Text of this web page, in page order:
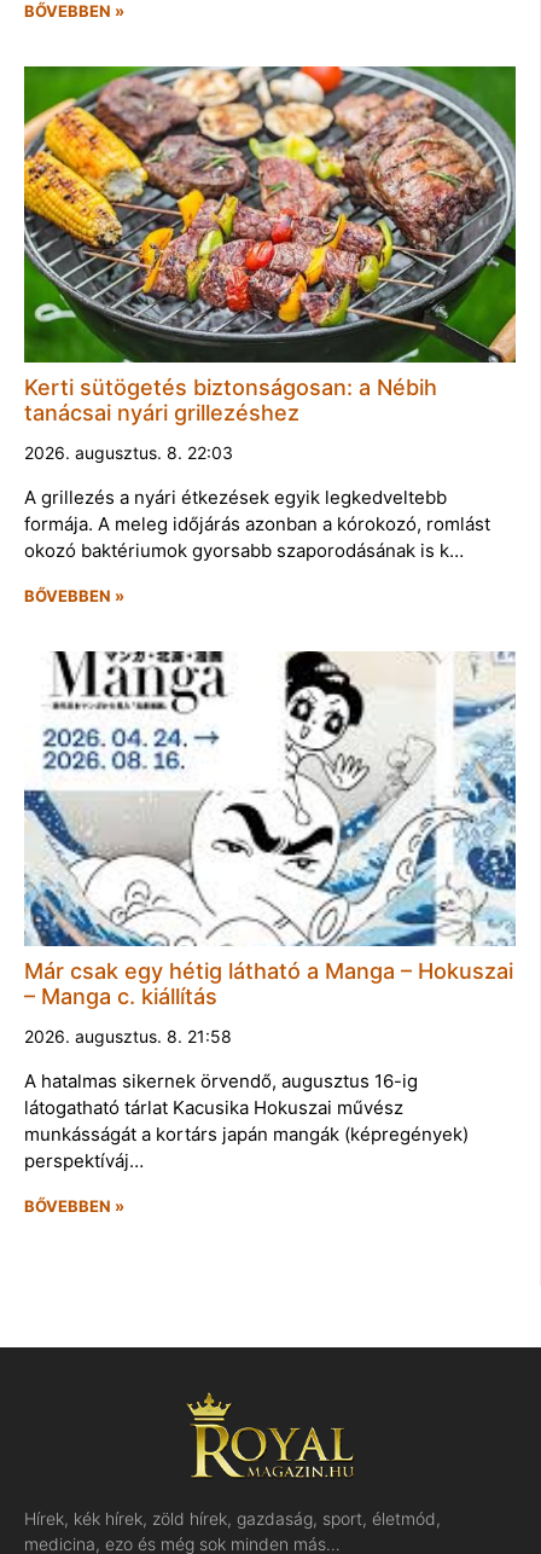
BŐVEBBEN »
Kerti sütögetés biztonságosan: a Nébih
tanácsai nyári grillezéshez
2026. augusztus. 8. 22:03
A grillezés a nyári étkezések egyik legkedveltebb
formája. A meleg időjárás azonban a kórokozó, romlást
okozó baktériumok gyorsabb szaporodásának is k…
BŐVEBBEN »
Már csak egy hétig látható a Manga – Hokuszai
– Manga c. kiállítás
2026. augusztus. 8. 21:58
A hatalmas sikernek örvendő, augusztus 16-ig
látogatható tárlat Kacusika Hokuszai művész
munkásságát a kortárs japán mangák (képregények)
perspektíváj…
BŐVEBBEN »
Hírek, kék hírek, zöld hírek, gazdaság, sport, életmód,
medicina, ezo és még sok minden más…